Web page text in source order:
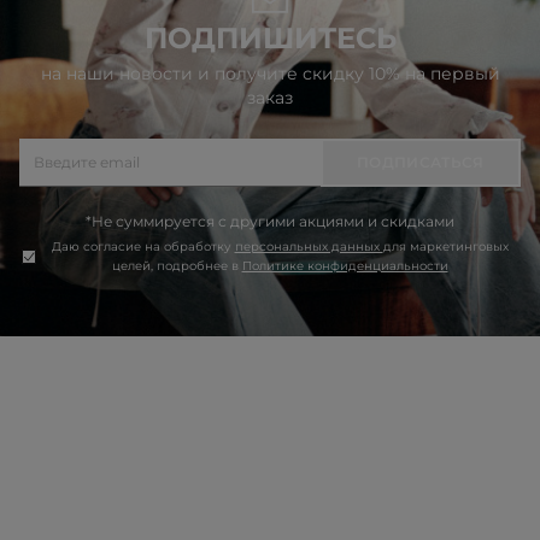
ПОДПИШИТЕСЬ
на наши новости и получите скидку 10% на первый
заказ
*Не суммируется с другими акциями и скидками
Даю согласие на обработку персональных данных для маркетинговых
целей, подробнее в Политике конфиденциальности